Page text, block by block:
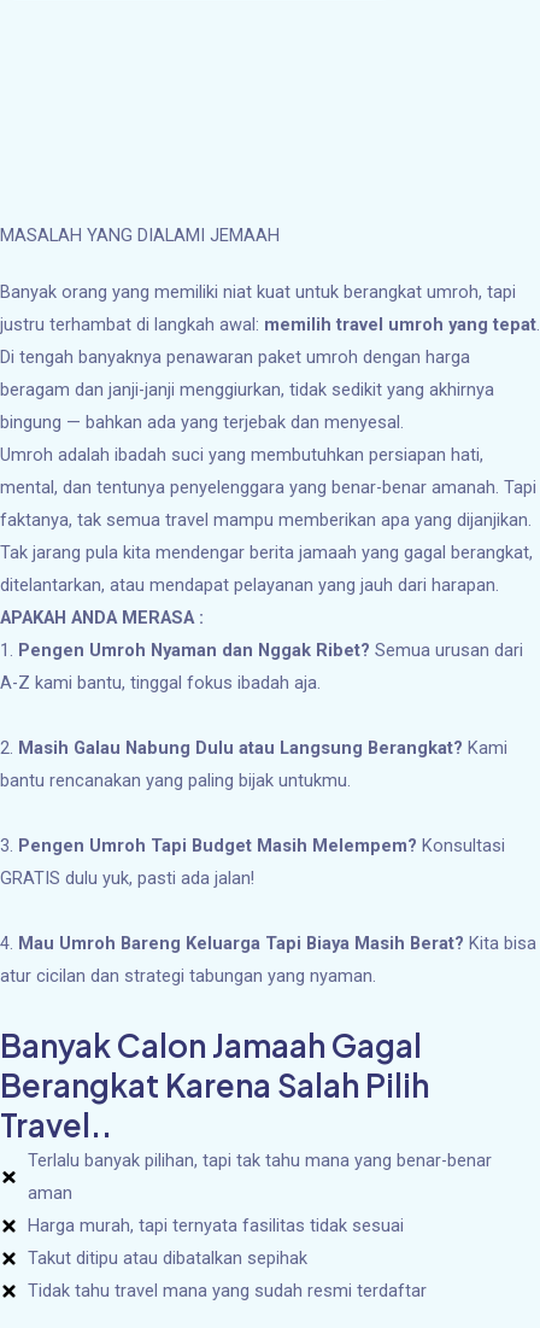
MASALAH YANG DIALAMI JEMAAH
Banyak orang yang memiliki niat kuat untuk berangkat umroh, tapi
justru terhambat di langkah awal: memilih travel umroh yang tepat.
Di tengah banyaknya penawaran paket umroh dengan harga
beragam dan janji-janji menggiurkan, tidak sedikit yang akhirnya
bingung — bahkan ada yang terjebak dan menyesal.
Umroh adalah ibadah suci yang membutuhkan persiapan hati,
mental, dan tentunya penyelenggara yang benar-benar amanah. Tapi
faktanya, tak semua travel mampu memberikan apa yang dijanjikan.
Tak jarang pula kita mendengar berita jamaah yang gagal berangkat,
ditelantarkan, atau mendapat pelayanan yang jauh dari harapan.
APAKAH ANDA MERASA :
1. Pengen Umroh Nyaman dan Nggak Ribet? Semua urusan dari
A-Z kami bantu, tinggal fokus ibadah aja.
2. Masih Galau Nabung Dulu atau Langsung Berangkat? Kami
bantu rencanakan yang paling bijak untukmu.
3. Pengen Umroh Tapi Budget Masih Melempem? Konsultasi
GRATIS dulu yuk, pasti ada jalan!
4. Mau Umroh Bareng Keluarga Tapi Biaya Masih Berat? Kita bisa
atur cicilan dan strategi tabungan yang nyaman.
Banyak Calon Jamaah Gagal
Berangkat Karena Salah Pilih
Travel..
Terlalu banyak pilihan, tapi tak tahu mana yang benar-benar
aman
Harga murah, tapi ternyata fasilitas tidak sesuai
Takut ditipu atau dibatalkan sepihak
Tidak tahu travel mana yang sudah resmi terdaftar